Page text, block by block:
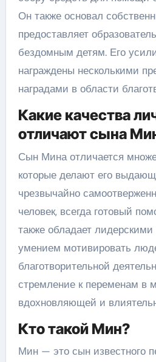
Он также основал
предоставляет
бездомным детям. Его
награждены несколькими
наградами в области
Какие качества
отличают сына
Сын Мина отличается
которые делают его
чрезвычайно
человек, всегда готовый
также обладает
умением мотивировать
благотворительной
стремление к переменам в
вдохновляющей и
Кто такой Мин?
Мин — это сын известного